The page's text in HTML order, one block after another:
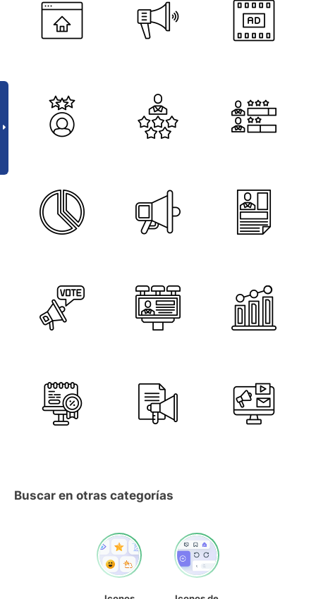
Buscar en otras categorías